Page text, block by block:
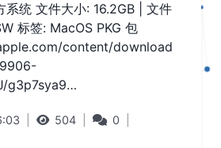
统 文件大小: 16.2GB | 文件
标签: MacOS PKG 包
content/download
g3p7sya9…
504 0